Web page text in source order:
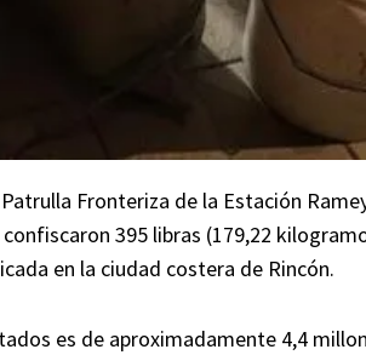
Fronteriza de la Estación
395 libras (179,22
en la ciudad costera de Rincón.
es de aproximadamente 4,4